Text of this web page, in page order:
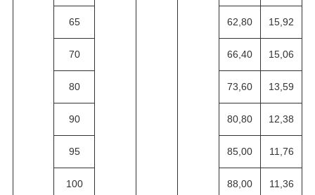
65 62,80 15,92
70 66,40 15,06
80 73,60 13,59
90 80,80 12,38
95 85,00 11,76
100 88,00 11,36